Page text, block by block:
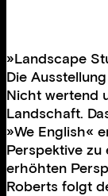
»Landscape
Die
Nicht wertend
Landschaft.
»We English«
Perspektive
erhöhten
Roberts folgt